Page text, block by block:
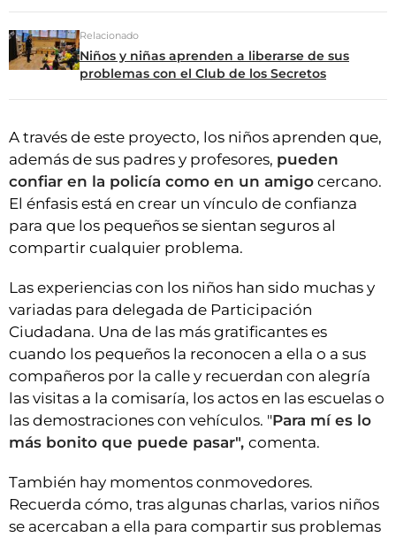
Relacionado
Niños y niñas aprenden a liberarse de sus
problemas con el Club de los Secretos
A través de este proyecto, los niños aprenden que,
además de sus padres y profesores, pueden
confiar en la policía como en un amigo cercano.
El énfasis está en crear un vínculo de confianza
para que los pequeños se sientan seguros al
compartir cualquier problema.
Las experiencias con los niños han sido muchas y
variadas para delegada de Participación
Ciudadana. Una de las más gratificantes es
cuando los pequeños la reconocen a ella o a sus
compañeros por la calle y recuerdan con alegría
las visitas a la comisaría, los actos en las escuelas o
las demostraciones con vehículos. "Para mí es lo
más bonito que puede pasar", comenta.
También hay momentos conmovedores.
Recuerda cómo, tras algunas charlas, varios niños
se acercaban a ella para compartir sus problemas